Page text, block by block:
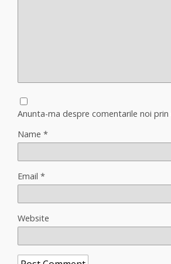
Anunta-ma despre comentarile noi prin
Name *
Email *
Website